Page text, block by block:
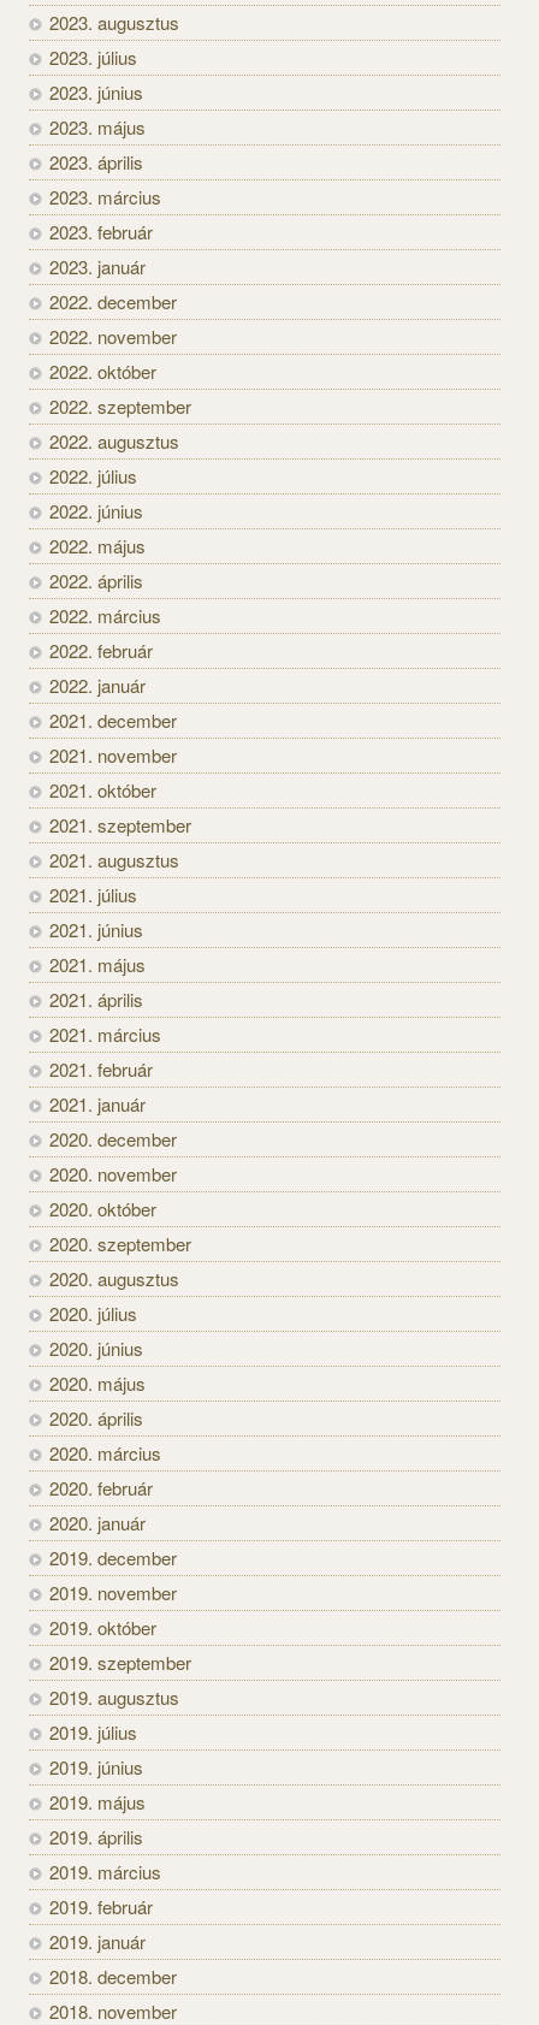
2023. augusztus
2023. július
2023. június
2023. május
2023. április
2023. március
2023. február
2023. január
2022. december
2022. november
2022. október
2022. szeptember
2022. augusztus
2022. július
2022. június
2022. május
2022. április
2022. március
2022. február
2022. január
2021. december
2021. november
2021. október
2021. szeptember
2021. augusztus
2021. július
2021. június
2021. május
2021. április
2021. március
2021. február
2021. január
2020. december
2020. november
2020. október
2020. szeptember
2020. augusztus
2020. július
2020. június
2020. május
2020. április
2020. március
2020. február
2020. január
2019. december
2019. november
2019. október
2019. szeptember
2019. augusztus
2019. július
2019. június
2019. május
2019. április
2019. március
2019. február
2019. január
2018. december
2018. november